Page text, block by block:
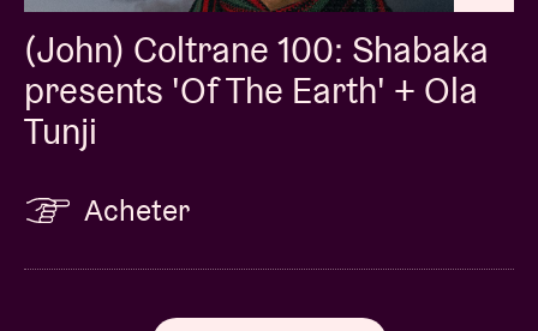
(John) Coltrane 100: Shabaka
presents 'Of The Earth' + Ola
Tunji
Acheter